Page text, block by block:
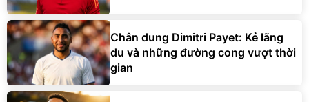
Chân dung Dimitri Payet: Kẻ lãng
du và những đường cong vượt thời
gian